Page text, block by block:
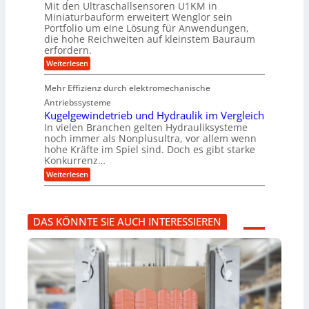
&
B
a
u
e
r
e
n
t
w
i
c
k
e
l
g
e
l
a
g
e
r
U
m
s
a
t
z
k
n
a
p
p
ü
b
e
r
V
o
r
j
h
i
n
e
n
b
a
u
F
o
r
s
c
h
u
n
g
s
f
d
e
r
u
n
g
b
r
Mit den Ultraschallsensoren U1KM in
Miniaturbauform erweitert Wenglor sein
Portfolio um eine Lösung für Anwendungen,
die hohe Reichweiten auf kleinstem Bauraum
erfordern.
Weiterlesen:
K
m
p
a
k
t
e
U
l
t
r
a
h
a
l
e
n
s
Mehr Effizienz durch elektromechanische
Antriebssysteme
Kugelgewindetrieb und Hydraulik im Vergleich
In vielen Branchen gelten Hydrauliksysteme
noch immer als Nonplusultra, vor allem wenn
hohe Kräfte im Spiel sind. Doch es gibt starke
Konkurrenz…
Weiterlesen:
K
e
l
g
e
w
i
n
d
DAS KÖNNTE SIE AUCH INTERESSIEREN